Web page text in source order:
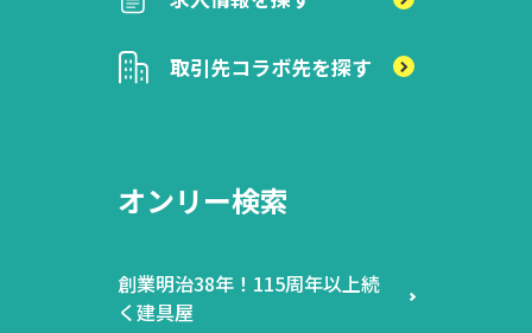
取引先コラボ先を探す
オンリー検索
創業明治38年！115周年以上続
く建具屋